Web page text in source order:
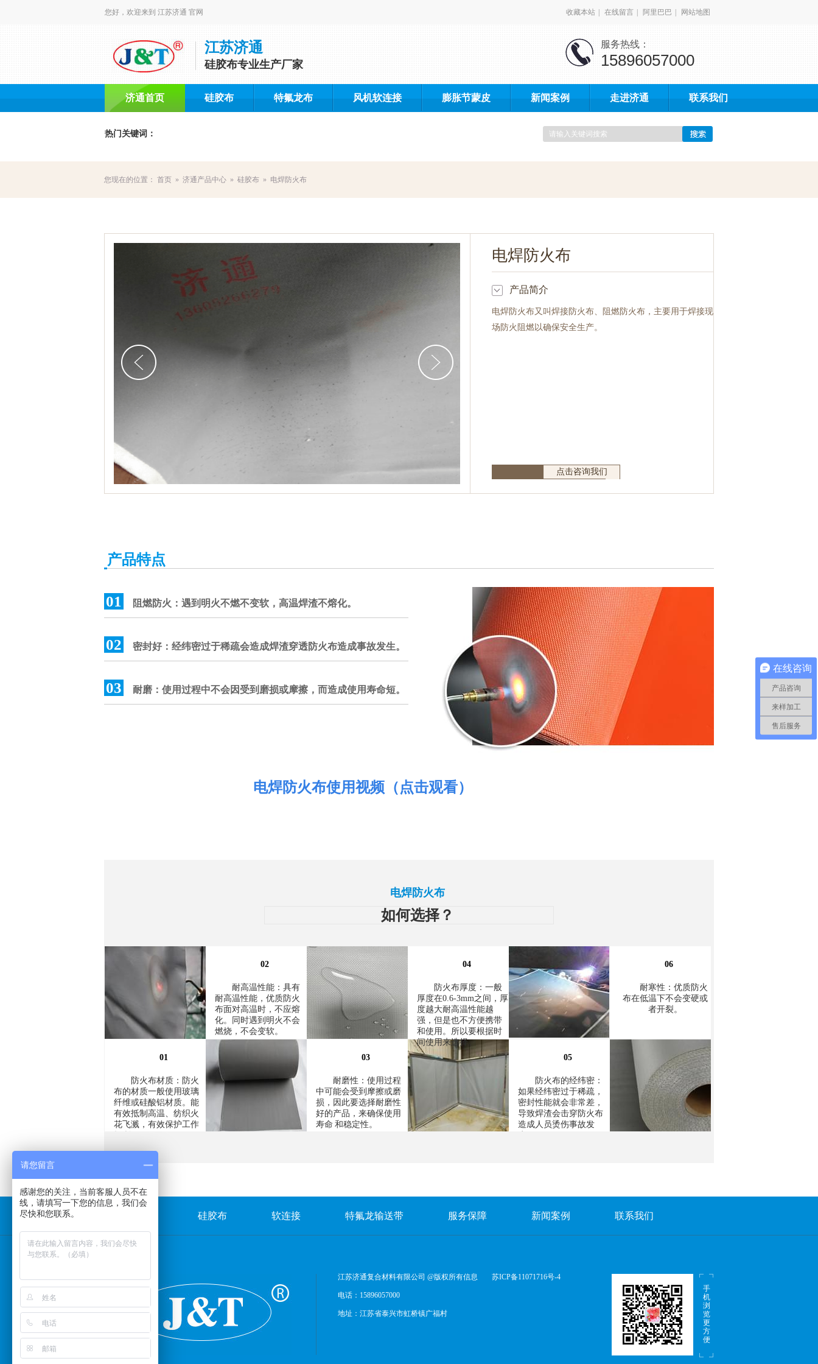
收藏本站 在线留言 阿里巴巴 网站地图
您好，欢迎来到 江苏济通 官网
江苏济通
硅胶布专业生产厂家
服务热线：
15896057000
济通首页 硅胶布 特氟龙布 风机软连接 膨胀节蒙皮 新闻案例 走进济通 联系我们
热门关键词：
您现在的位置： 首页 » 济通产品中心 » 硅胶布 » 电焊防火布
电焊防火布
产品简介
电焊防火布又叫焊接防火布、阻燃防火布，主要用于焊接现
场防火阻燃以确保安全生产。
点击咨询我们
产品特点
01 阻燃防火：遇到明火不燃不变软，高温焊渣不熔化。
02 密封好：经纬密过于稀疏会造成焊渣穿透防火布造成事故发生。
03 耐磨：使用过程中不会因受到磨损或摩擦，而造成使用寿命短。
电焊防火布使用视频（点击观看）
电焊防火布
如何选择？
01
防火布材质：防火
布的材质一般使用玻璃
纤维或硅酸铝材质。能
有效抵制高温、纺织火
花飞溅，有效保护工作
02
耐高温性能：具有
耐高温性能，优质防火
布面对高温时，不应熔
化。同时遇到明火不会
燃烧，不会变软。
03
耐磨性：使用过程
中可能会受到摩擦或磨
损，因此要选择耐磨性
好的产品，来确保使用
寿命 和稳定性。
04
防火布厚度：一般
厚度在0.6-3mm之间，厚
度越大耐高温性能越
强，但是也不方便携带
和使用。所以要根据时
间使用来选择。
05
防火布的经纬密：
如果经纬密过于稀疏，
密封性能就会非常差，
导致焊渣会击穿防火布
造成人员烫伤事故发
06
耐寒性：优质防火
布在低温下不会变硬或
者开裂。
硅胶布 软连接 特氟龙输送带 服务保障 新闻案例
联系我们
网站地图
江苏济通复合材料有限公司 @版权所有信息 苏ICP备11071716号-4
电话：15896057000
地址：江苏省泰兴市虹桥镇广福村
手
机
浏
览
更
方
便
在线咨询
产品咨询
来样加工
售后服务
请您留言
感谢您的关注，当前客服人员不在
线，请填写一下您的信息，我们会
尽快和您联系。